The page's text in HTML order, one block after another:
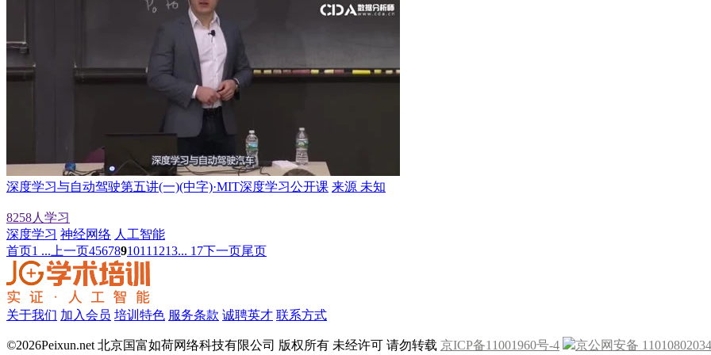
深度学习与自动驾驶第五讲(一)(中字)·MIT深度学习公开课 来源 未知
8258人学习
深度学习 神经网络 人工智能
首页1 ... 上一页4567891011 1213... 17下一页尾页
关于我们 加入会员 培训特色 服务条款 诚聘英才 联系方式
©2026Peixun.net 北京国富如荷网络科技有限公司 版权所有 未经许可 请勿转载 京ICP备11001960号-4 京公网安备